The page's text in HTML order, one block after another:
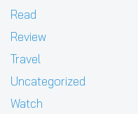
Read
Review
Travel
Uncategorized
Watch